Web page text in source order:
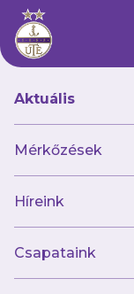
Aktuális
Mérkőzések
Híreink
Csapataink